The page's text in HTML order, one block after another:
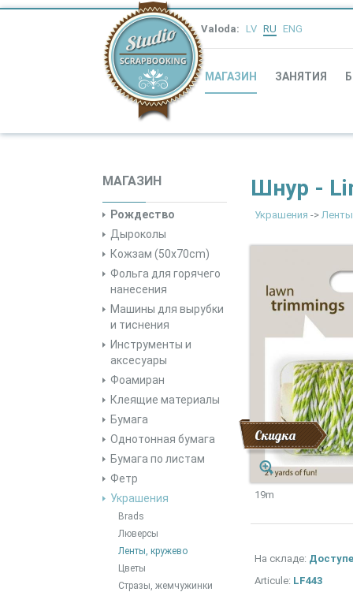
Valoda: LV RU ENG
МАГАЗИН ЗАНЯТИЯ
МАГАЗИН
Рождество
Дыроколы
Кожзам (50x70cm)
Фольга для горячего
нанесения
Машины для вырубки
и тиснения
Инструменты и
аксесуары
Фоамиран
Клеящие материалы
Бумага
Однотонная бумага
Бумага по листам
Фетр
Украшения
Brads
Люверсы
Ленты, кружево
Цветы
Стразы, жемчужинки
Шнур -
Украшения ->
Скидка
19m
На складе:
Articule: LF443